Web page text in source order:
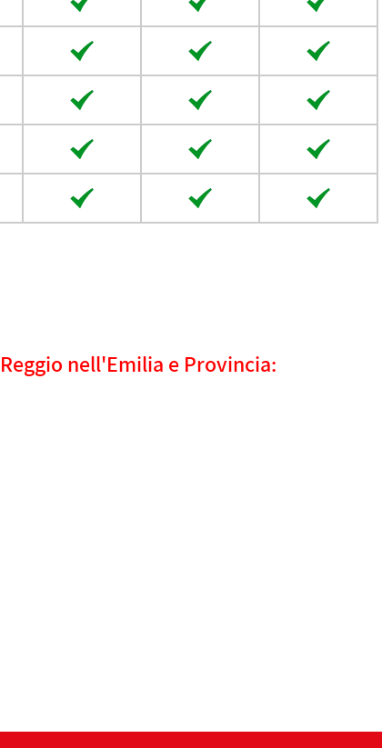
nell'Emilia e Provincia: